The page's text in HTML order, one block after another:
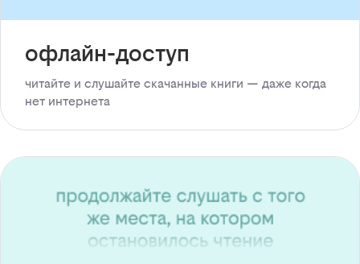
офлайн-доступ
читайте и слушайте скачанные книги — даже когда
нет интернета